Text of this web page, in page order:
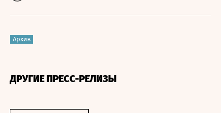
Архив
ДРУГИЕ ПРЕСС-РЕЛИЗЫ